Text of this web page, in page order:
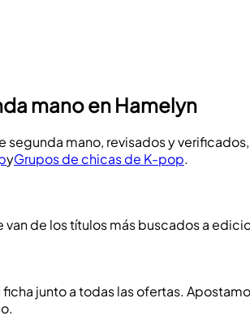
mano en Hamelyn
mano, revisados y
yGrupos de chicas de K-pop.
van de los títulos más buscados a
junto a todas las ofertas.